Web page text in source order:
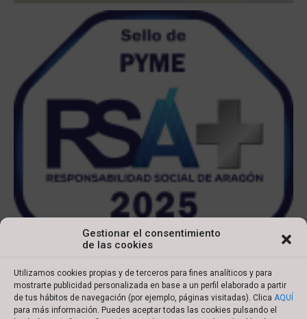
Gestionar el consentimiento
de las cookies
Utilizamos cookies propias y de terceros para fines analíticos y para
mostrarte publicidad personalizada en base a un perfil elaborado a partir
de tus hábitos de navegación (por ejemplo, páginas visitadas). Clica AQUÍ
para más información. Puedes aceptar todas las cookies pulsando el